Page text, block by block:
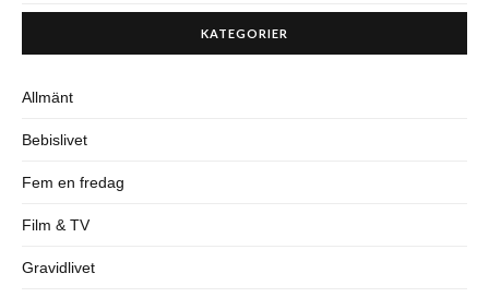
KATEGORIER
Allmänt
Bebislivet
Fem en fredag
Film & TV
Gravidlivet